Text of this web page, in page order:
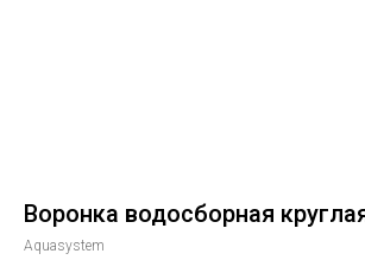
Воронка водосборная
Aquasystem